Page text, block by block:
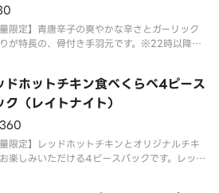
量限定】青唐辛子の爽やかな辛さとガーリック
が特長の、骨付き手羽元です。※22時以降は
ドホットチキン食べくらべ4ピース
ク（レイトナイト）
量限定】レッドホットチキンとオリジナルチキ
楽しみいただける4ピースパックです。レッド